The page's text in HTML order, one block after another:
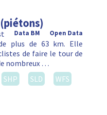
Open Data
Data BM
plus de 63 km. Elle
de faire le tour de
nombreux …
SHP SLD
WFS